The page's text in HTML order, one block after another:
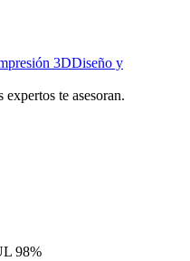
3DDiseño y
expertos te asesoran.
98%